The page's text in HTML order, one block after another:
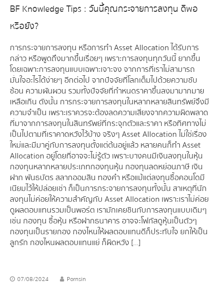
BF Knowledge Tips : วันนี้คุณกระจายการลงทุน ดีพอ
หรือยัง?
การกระจายการลงทุน หรือการทำ Asset Allocation ได้รับการ
กล่าว หรือพูดถึงมากขึ้นเรื่อยๆ เพราะการลงทุนทุกวันนี้ ยากขึ้น
โดยเฉพาะการลงทุนแบบเฉพาะเจาะจง จากการที่เราไม่สามารถ
มั่นใจอะไรได้ง่ายๆ อีกต่อไป จากปัจจัยที่โลกเต็มไปด้วยความซับ
ซ้อน ความผันผวน รวมทั้งปัจจัยที่กำหนดราคาขึ้นลงมามากมาย
เหลือเกิน ดังนั้น การกระจายการลงทุนในหลากหลายสินทรัพย์จึงมี
ความจำเป็น เพราะเราควรจะต้องลดความเสี่ยงจากความผิดพลาด
ที่มาจากการลงทุนในสินทรัพย์ที่กระจุกตัวและราคา หรือทิศทางไม่
เป็นไปตามที่เราคาดหวังไว้บ้าง จริงๆ Asset Allocation ไม่ใช่เรื่อง
ใหม่และมีมาคู่กับการลงทุนตั้งแต่ต้นอยู่แล้ว หลายคนก็ทำ Asset
Allocation อยู่โดยที่อาจจะไม่รู้ตัว เพราะบางคนมีเงินลงทุนในหุ้น
กองทุนหลากหลายประเภทกองทุนหุ้น กองทุนลดหย่อนภาษี เงิน
ฝาก พันธบัตร สลากออมสิน ทองคำ หรือแม้แต่ลงทุนซื้อคอนโดมี
เนียมไว้ให้ปล่อยเช่า ก็เป็นการกระจายการลงทุนทั้งนั้น สาเหตุที่นัก
ลงทุนไม่ค่อยให้ความสำคัญกับ Asset Allocation เพราะเราไม่ค่อย
ดูผลตอบแทนรวมเป็นพอร์ต เรามักเคยชินกับการลงทุนแบบเดิมๆ
เช่น กองทุน ซื้อหุ้น หรือฝากธนาคาร อาจจะโฟกัสดูหุ้นเป็นตัวๆ
กองทุนเป็นรายกอง กองไหนให้ผลตอบแทนดีก็ประทับใจ ยกให้เป็น
ลูกรัก กองไหนผลตอบแทนแย่ ก็ผิดหวัง […]
07/08/2024 Pornsin